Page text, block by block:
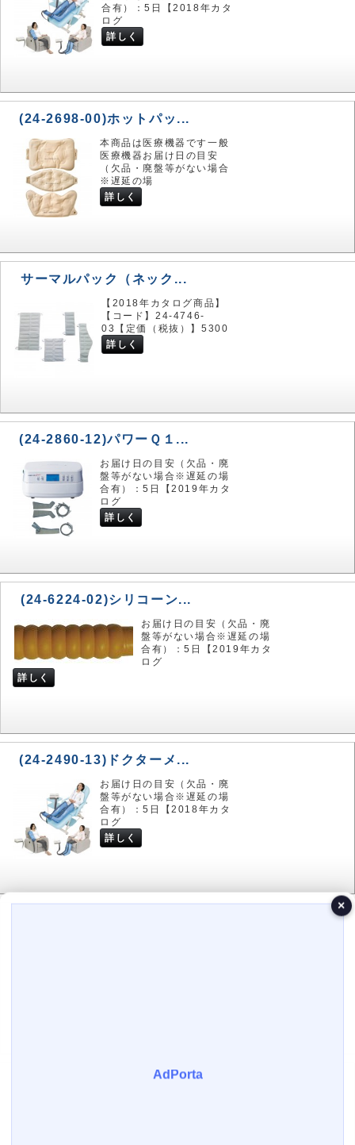
合有）：5日【2018年カタ
ログ
詳しく
(24-2698-00)ホットパッ...
本商品は医療機器です一般
医療機器お届け日の目安
（欠品・廃盤等がない場合
※遅延の場
詳しく
サーマルパック（ネック...
【2018年カタログ商品】
【コード】24-4746-
03【定価（税抜）】5300
詳しく
(24-2860-12)パワーＱ１...
お届け日の目安（欠品・廃
盤等がない場合※遅延の場
合有）：5日【2019年カタ
ログ
詳しく
(24-6224-02)シリコーン...
お届け日の目安（欠品・廃
盤等がない場合※遅延の場
合有）：5日【2019年カタ
ログ
詳しく
(24-2490-13)ドクターメ...
お届け日の目安（欠品・廃
盤等がない場合※遅延の場
合有）：5日【2018年カタ
ログ
詳しく
(24-7461-17)ＳＣＤエク...
×